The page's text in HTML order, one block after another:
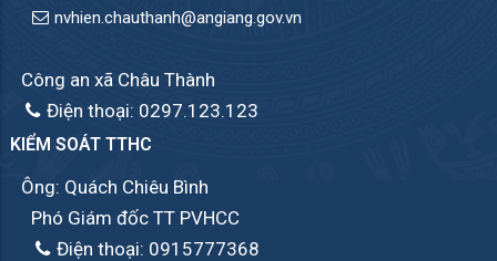
nvhien.chauthanh@angiang.gov.vn
Công an xã Châu Thành
Điện thoại: 0297.123.123
KIỂM SOÁT TTHC
Ông: Quách Chiêu Bình
Phó Giám đốc TT PVHCC
Điện thoại: 0915777368